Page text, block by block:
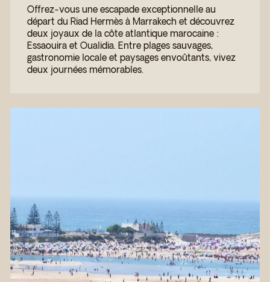
Offrez-vous une escapade exceptionnelle au
départ du Riad Hermès à Marrakech et découvrez
deux joyaux de la côte atlantique marocaine :
Essaouira et Oualidia. Entre plages sauvages,
gastronomie locale et paysages envoûtants, vivez
deux journées mémorables.